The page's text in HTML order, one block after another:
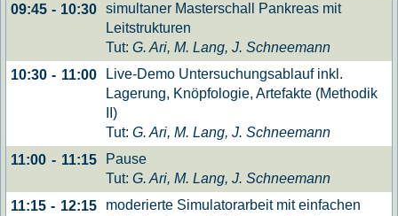
09:45 - 10:30 simultaner Masterschall Pankreas mit
Leitstrukturen
Tut: G. Ari, M. Lang, J. Schneemann
10:30 - 11:00
Live-Demo Untersuchungsablauf inkl.
Lagerung, Knöpfologie, Artefakte (Methodik
II)
Tut: G. Ari, M. Lang, J. Schneemann
11:00 - 11:15
Pause
Tut: G. Ari, M. Lang, J. Schneemann
11:15 - 12:15
moderierte Simulatorarbeit mit einfachen